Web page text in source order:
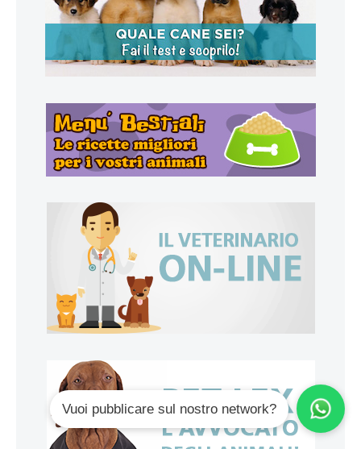
Vuoi pubblicare sul nostro network?